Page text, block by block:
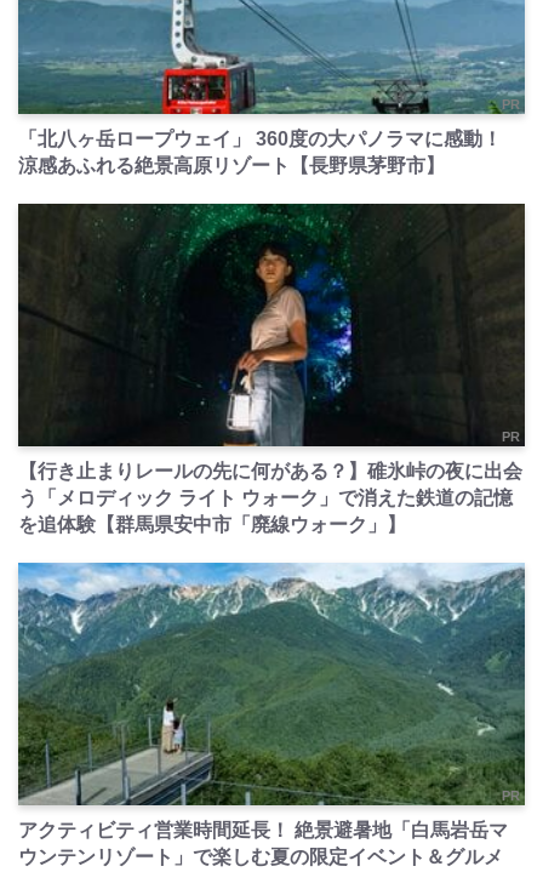
PR
「北八ヶ岳ロープウェイ」 360度の大パノラマに感動！
涼感あふれる絶景高原リゾート【長野県茅野市】
PR
【行き止まりレールの先に何がある？】碓氷峠の夜に出会
う「メロディック ライト ウォーク」で消えた鉄道の記憶
を追体験【群馬県安中市「廃線ウォーク」】
PR
アクティビティ営業時間延長！ 絶景避暑地「白馬岩岳マ
ウンテンリゾート」で楽しむ夏の限定イベント＆グルメ